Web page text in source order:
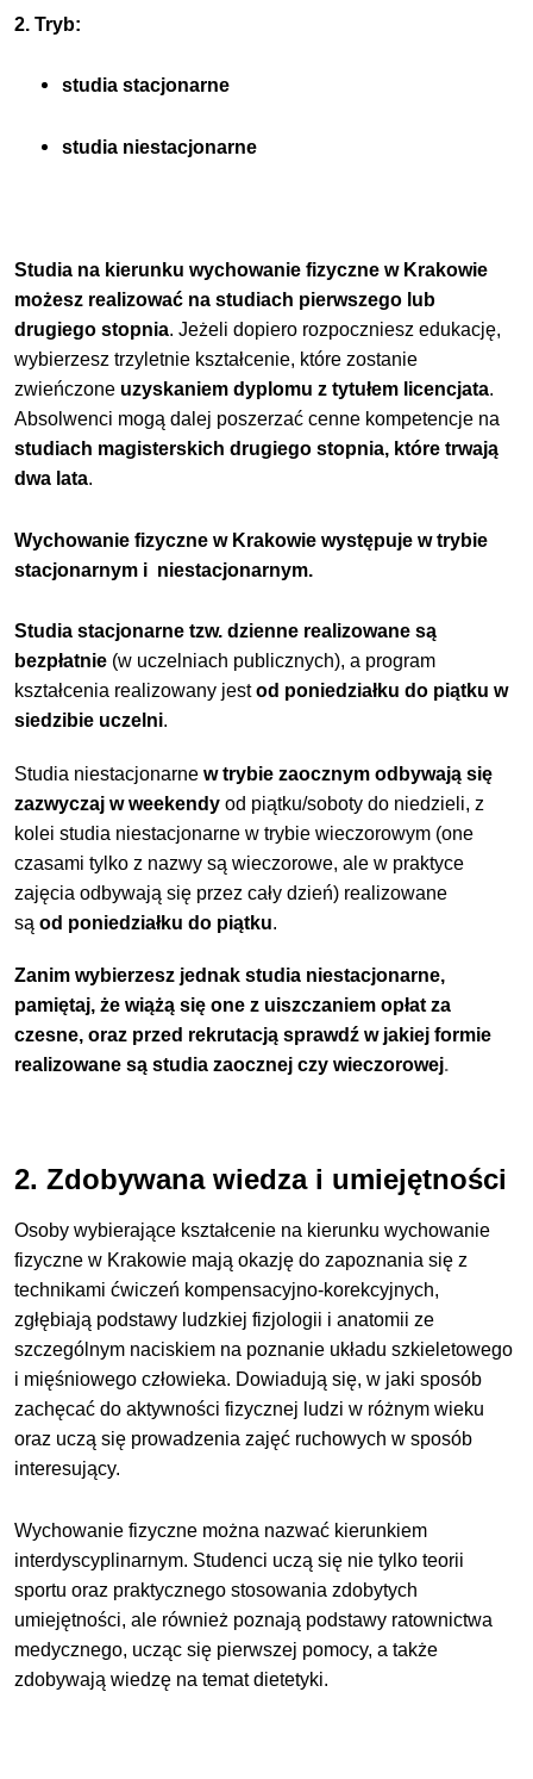
2. Tryb:
studia stacjonarne
studia niestacjonarne
Studia na kierunku wychowanie fizyczne w Krakowie
możesz realizować na studiach pierwszego lub
drugiego stopnia. Jeżeli dopiero rozpoczniesz edukację,
wybierzesz trzyletnie kształcenie, które zostanie
zwieńczone uzyskaniem dyplomu z tytułem licencjata.
Absolwenci mogą dalej poszerzać cenne kompetencje na
studiach magisterskich drugiego stopnia, które trwają
dwa lata.
Wychowanie fizyczne w Krakowie występuje w trybie
stacjonarnym i niestacjonarnym.
Studia stacjonarne tzw. dzienne realizowane są
bezpłatnie (w uczelniach publicznych), a program
kształcenia realizowany jestod poniedziałku do piątku w
siedzibie uczelni.
Studia niestacjonarnew trybie zaocznym odbywają się
zazwyczaj w weekendy od piątku/soboty do niedzieli, z
kolei studia niestacjonarne wtrybie wieczorowym (one
czasami tylko z nazwy są wieczorowe, ale w praktyce
zajęcia odbywają się przez cały dzień) realizowane
sąod poniedziałku do piątku.
Zanim wybierzesz jednak studia niestacjonarne,
pamiętaj, że wiążą się one z uiszczaniem opłat za
czesne, oraz przed rekrutacją sprawdź w jakiej formie
realizowane są studia zaocznej czy wieczorowej.
2. Zdobywana wiedza i umiejętności
Osoby wybierające kształcenie na kierunku wychowanie
fizyczne w Krakowie mają okazję do zapoznania się z
technikami ćwiczeń kompensacyjno-korekcyjnych,
zgłębiają podstawy ludzkiej fizjologii i anatomii ze
szczególnym naciskiem na poznanie układu szkieletowego
i mięśniowego człowieka. Dowiadują się, w jaki sposób
zachęcać do aktywności fizycznej ludzi w różnym wieku
oraz uczą się prowadzenia zajęć ruchowych w sposób
interesujący.
Wychowanie fizyczne można nazwać kierunkiem
interdyscyplinarnym. Studenci uczą się nie tylko teorii
sportu oraz praktycznego stosowania zdobytych
umiejętności, ale również poznają podstawy ratownictwa
medycznego, ucząc się pierwszej pomocy, a także
zdobywają wiedzę na temat dietetyki.